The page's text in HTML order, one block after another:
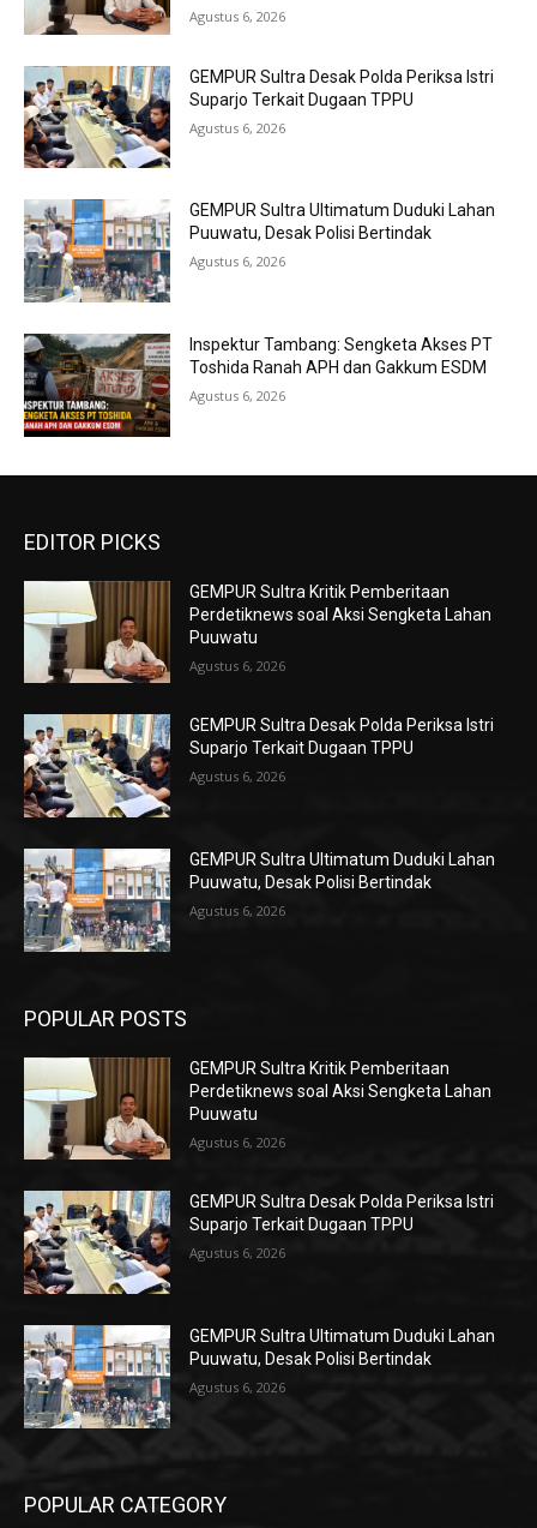
Agustus 6, 2026
GEMPUR Sultra Desak Polda Periksa Istri
Suparjo Terkait Dugaan TPPU
Agustus 6, 2026
GEMPUR Sultra Ultimatum Duduki Lahan
Puuwatu, Desak Polisi Bertindak
Agustus 6, 2026
Inspektur Tambang: Sengketa Akses PT
Toshida Ranah APH dan Gakkum ESDM
Agustus 6, 2026
EDITOR PICKS
GEMPUR Sultra Kritik Pemberitaan
Perdetiknews soal Aksi Sengketa Lahan
Puuwatu
Agustus 6, 2026
GEMPUR Sultra Desak Polda Periksa Istri
Suparjo Terkait Dugaan TPPU
Agustus 6, 2026
GEMPUR Sultra Ultimatum Duduki Lahan
Puuwatu, Desak Polisi Bertindak
Agustus 6, 2026
POPULAR POSTS
GEMPUR Sultra Kritik Pemberitaan
Perdetiknews soal Aksi Sengketa Lahan
Puuwatu
Agustus 6, 2026
GEMPUR Sultra Desak Polda Periksa Istri
Suparjo Terkait Dugaan TPPU
Agustus 6, 2026
GEMPUR Sultra Ultimatum Duduki Lahan
Puuwatu, Desak Polisi Bertindak
Agustus 6, 2026
POPULAR CATEGORY